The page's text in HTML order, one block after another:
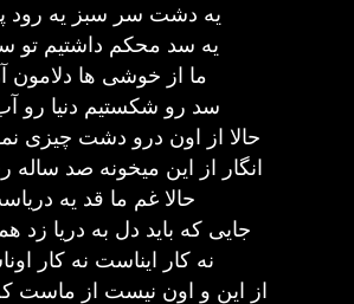
یه دشت سر سبز یه رود
یه سد محکم داشتیم تو
ما از خوشی ها دلامون
سد رو شکستیم دنیا رو
حالا از اون درو دشت چیزی
انگار از این میخونه صد ساله
حالا غم ما قد یه
جایی که باید دل به دریا زد
نه کار ایناست نه کار
از این و اون نیست از ماست